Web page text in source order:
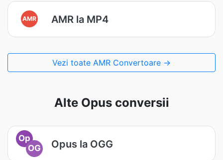
AMR AMR la MP4
Vezi toate AMR Convertoare →
Alte Opus conversii
Op
OG
Opus la OGG